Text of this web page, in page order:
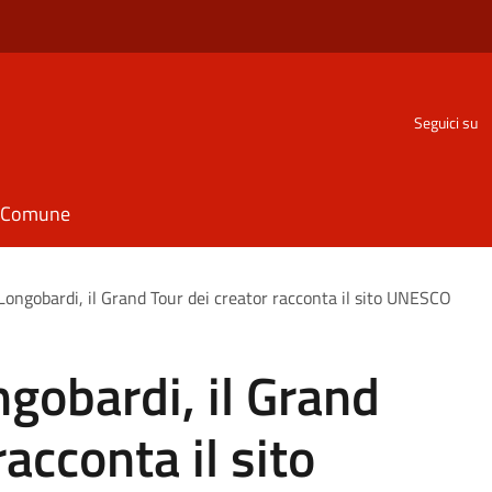
Seguici su
il Grand Tour dei creator racconta il sito UNESCO
il Grand
il sito